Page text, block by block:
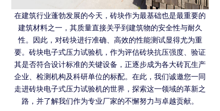
在建筑行业蓬勃发展的今天，砖块作为最基础也是最重要的
建筑材料之一，其质量直接关乎到建筑物的安全性与耐久
性。因此，对砖块进行准确、高效的性能测试显得尤为重
要。砖块电子式压力试验机，作为评估砖块抗压强度、验证
其是否符合设计标准的关键设备，正逐步成为各大砖瓦生产
企业、检测机构及科研单位的标配。在此，我们诚邀您一同
走进砖块电子式压力试验机的世界，探索这一领域的革新之
路，并了解我们作为专业厂家的不懈努力与卓越贡献。